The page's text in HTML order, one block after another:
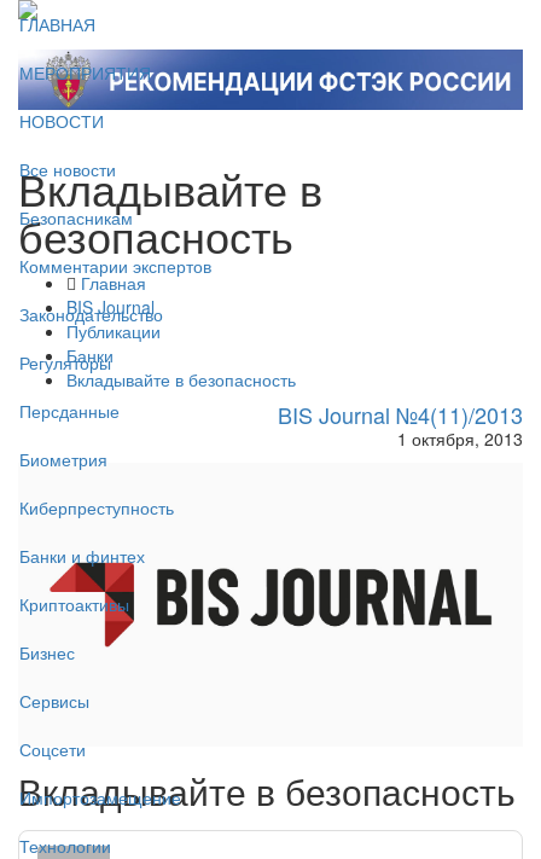
ГЛАВНАЯ
МЕРОПРИЯТИЯ
НОВОСТИ
Все новости
Безопасникам
Комментарии экспертов
Законодательство
Регуляторы
Персданные
Биометрия
Киберпреступность
Банки и финтех
Криптоактивы
Бизнес
Сервисы
Соцсети
Импортозамещение
Технологии
Вкладывайте в
безопасность
Главная
BIS Journal
Публикации
Банки
Вкладывайте в безопасность
BIS Journal №4(11)/2013
1 октября, 2013
Вкладывайте в безопасность